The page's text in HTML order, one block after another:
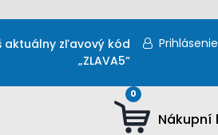
aktuálny zľavový kód
„ZLAVA5“
Prihlásenie
0